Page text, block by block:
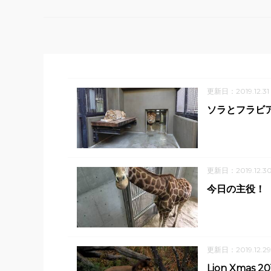
更新日：2019.12.31
ソラとフラビ
更新日：2019.12.30
今日の主役！
更新日：2019.12.29
Lion Xmas